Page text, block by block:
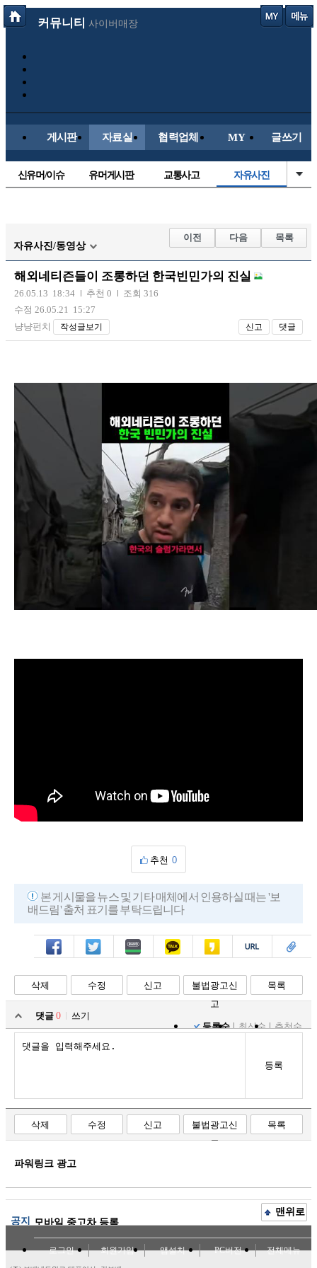
커뮤니티 사이버매장
게시판 자료실 협력업체 MY 글쓰기
신유머/이슈 유머게시판 교통사고 자유사진
레이싱모델 군사/무기
트럭/버스 항공/해운/철도
장착시공사진
자유사진/동영상
이전 다음 목록
해외네티즌들이 조롱하던 한국빈민가의 진실
26.05.13 18:34 추천 0
조회 316
수정 26.05.21 15:27
냥냥펀치
작성글보기 신고 댓글
추천 0
본 게시물을 뉴스 및 기타 매체에서 인용하실 때는 '보
배드림' 출처 표기를 부탁드립니다
페북 트윗 밴드 카톡 카스 복사 스크랩
삭제 수정 신고
불법광고신
고
목록
댓글 0
쓰기
등록순
최신순 추천순
등록
삭제 수정 신고
불법광고신
고
목록
파워링크 광고
공지 모바일 중고차 등록
맨위로
로그인 회원가입 앱설치 PC버전 전체메뉴